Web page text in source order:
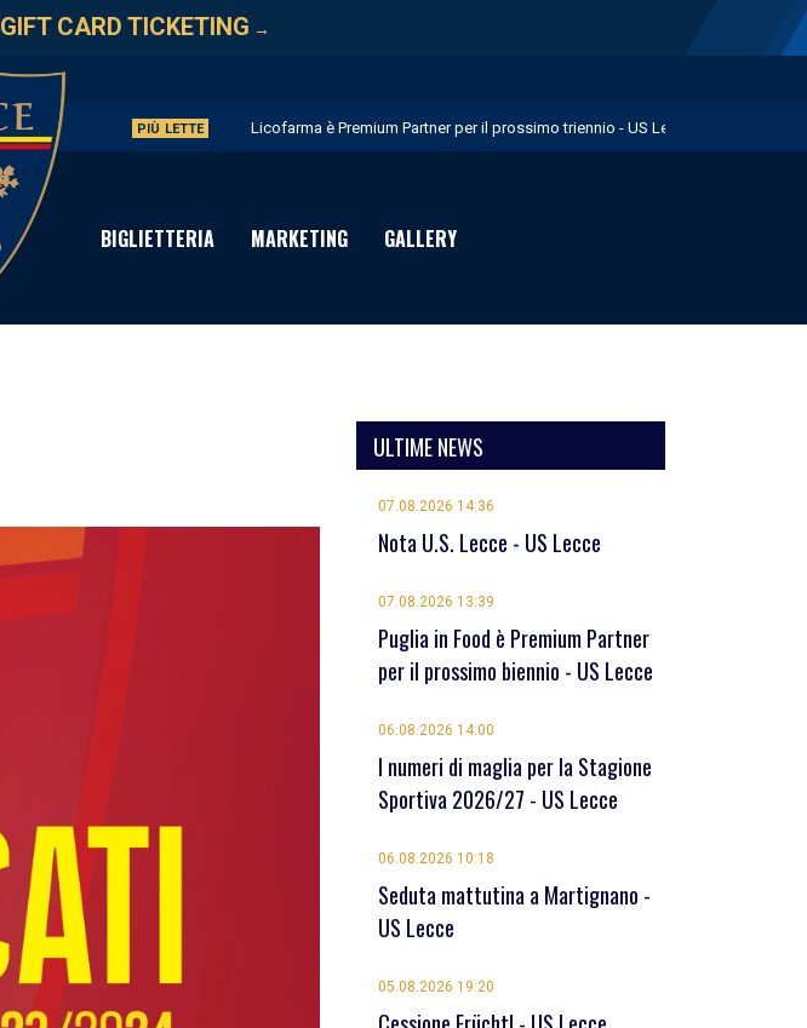
GIFT CARD TICKETING →
PIÙ LETTE Licofarma è Premium Partner per il prossimo triennio - US Lecce
Cessione Früchtl - US Lecce
Puglia in Food è Premium Partner per il prossimo biennio - US Lecce
BIGLIETTERIA MARKETING GALLERY
ULTIME NEWS
07.08.2026 14:36
Nota U.S. Lecce - US Lecce
07.08.2026 13:39
Puglia in Food è Premium Partner
per il prossimo biennio - US Lecce
06.08.2026 14:00
I numeri di maglia per la Stagione
Sportiva 2026/27 - US Lecce
06.08.2026 10:18
Seduta mattutina a Martignano -
US Lecce
05.08.2026 19:20